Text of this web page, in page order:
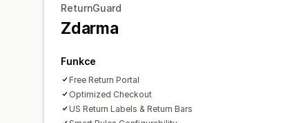
ReturnGuard
Zdarma
Funkce
Free Return Portal
Optimized Checkout
US Return Labels & Return Bars